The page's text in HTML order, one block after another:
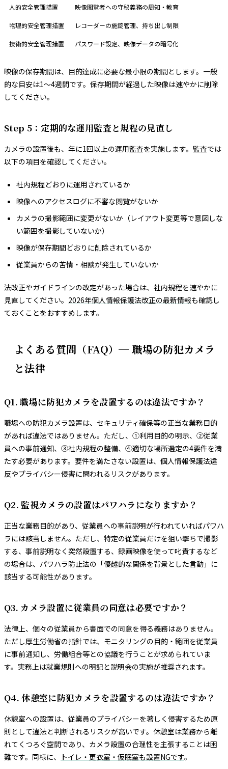
人的安全管理措置 映像閲覧者への守秘義務の周知・教育
物理的安全管理措置 レコーダーの施錠管理、持ち出し制限
技術的安全管理措置 パスワード設定、映像データの暗号化
映像の保存期間は、目的達成に必要な最小限の期間とします。一般
的な目安は1〜4週間です。保存期間が経過した映像は速やかに削除
してください。
Step 5：定期的な運用監査と規程の見直し
カメラの設置後も、年に1回以上の運用監査を実施します。監査では
以下の項目を確認してください。
社内規程どおりに運用されているか
映像へのアクセスログに不審な閲覧がないか
カメラの撮影範囲に変更がないか（レイアウト変更等で意図しな
い範囲を撮影していないか）
映像が保存期間どおりに削除されているか
従業員からの苦情・相談が発生していないか
法改正やガイドラインの改定があった場合は、社内規程を速やかに
見直してください。 2026年個人情報保護法改正の最新情報も確認し
ておくことをおすすめします。
よくある質問（FAQ）─ 職場の防犯カメラ
と法律
Q1. 職場に防犯カメラを設置するのは違法ですか？
職場への防犯カメラ設置は、セキュリティ確保等の正当な業務目的
があれば違法ではありません。ただし、①利用目的の明示、②従業
員への事前通知、③社内規程の整備、④適切な場所選定の4要件を満
たす必要があります。要件を満たさない設置は、個人情報保護法違
反やプライバシー侵害に問われるリスクがあります。
Q2. 監視カメラの設置はパワハラになりますか？
正当な業務目的があり、従業員への事前説明が行われていればパワハ
ラには該当しません。ただし、特定の従業員だけを狙い撃ちで撮影
する、事前説明なく突然設置する、録画映像を使って叱責するなど
の場合は、パワハラ防止法の「優越的な関係を背景とした言動」に
該当する可能性があります。
Q3. カメラ設置に従業員の同意は必要ですか？
法律上、個々の従業員から書面での同意を得る義務はありません。
ただし厚生労働省の指針では、モニタリングの目的・範囲を従業員
に事前通知し、労働組合等との協議を行うことが求められていま
す。実務上は就業規則への明記と説明会の実施が推奨されます。
Q4. 休憩室に防犯カメラを設置するのは違法ですか？
休憩室への設置は、従業員のプライバシーを著しく侵害するため原
則として違法と判断されるリスクが高いです。休憩室は業務から離
れてくつろぐ空間であり、カメラ設置の合理性を主張することは困
難です。同様に、
トイレ・更衣室・仮眠室も設置NGです。